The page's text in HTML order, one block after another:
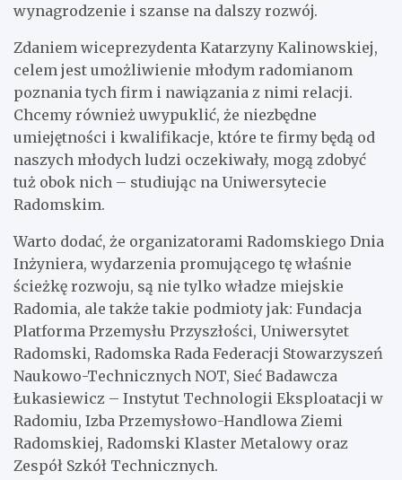
wynagrodzenie i szanse na dalszy rozwój.
Zdaniem wiceprezydenta Katarzyny Kalinowskiej,
celem jest umożliwienie młodym radomianom
poznania tych firm i nawiązania z nimi relacji.
Chcemy również uwypuklić, że niezbędne
umiejętności i kwalifikacje, które te firmy będą od
naszych młodych ludzi oczekiwały, mogą zdobyć
tuż obok nich – studiując na Uniwersytecie
Radomskim.
Warto dodać, że organizatorami Radomskiego Dnia
Inżyniera, wydarzenia promującego tę właśnie
ścieżkę rozwoju, są nie tylko władze miejskie
Radomia, ale także takie podmioty jak: Fundacja
Platforma Przemysłu Przyszłości, Uniwersytet
Radomski, Radomska Rada Federacji Stowarzyszeń
Naukowo-Technicznych NOT, Sieć Badawcza
Łukasiewicz – Instytut Technologii Eksploatacji w
Radomiu, Izba Przemysłowo-Handlowa Ziemi
Radomskiej, Radomski Klaster Metalowy oraz
Zespół Szkół Technicznych.